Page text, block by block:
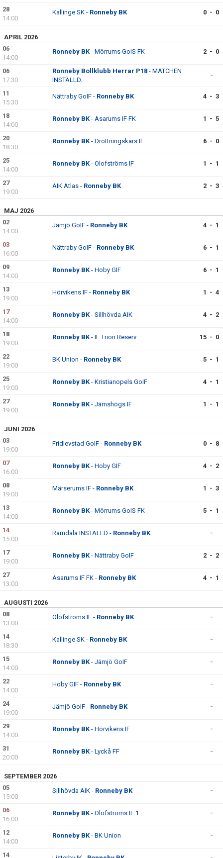
28
14:00
Kallinge SK - Ronneby BK 0 - 0
APRIL 2026
06
14:00
Ronneby BK- Mörrums GoIS FK 2 - 0
06
17:30
Ronneby Bollklubb Herrar P18 - MATCHEN
INSTÄLLD.
-
11
15:30
Nättraby GoIF - Ronneby BK 4 - 3
18
14:00
Ronneby BK- Asarums IF FK 1 - 5
20
18:30
Ronneby BK- Drottningskärs IF 6 - 0
25
14:00
Ronneby BK- Olofströms IF 1 - 1
27
19:00
AIK Atlas - Ronneby BK 2 - 3
MAJ 2026
02
14:00
Jämjö GoIF - Ronneby BK 4 - 1
03
16:00
Nättraby GoIF - Ronneby BK 6 - 1
09
14:00
Ronneby BK- Hoby GIF 6 - 1
13
19:00
Hörvikens IF - Ronneby BK 1 - 4
17
14:00
Ronneby BK- Sillhövda AIK 4 - 2
18
19:00
Ronneby BK- IF Trion Reserv 15 - 0
22
19:00
BK Union - Ronneby BK 5 - 1
25
19:00
Ronneby BK- Kristianopels GoIF 4 - 1
27
19:00
Ronneby BK- Jämshögs IF 1 - 1
JUNI 2026
03
19:00
Fridlevstad GoIF - Ronneby BK 0 - 8
07
16:00
Ronneby BK- Hoby GIF 4 - 2
08
19:00
Märserums IF - Ronneby BK 1 - 3
13
14:00
Ronneby BK- Mörrums GoIS FK 5 - 1
14
15:00
Ramdala INSTÄLLD - Ronneby BK -
17
19:00
Ronneby BK- Nättraby GoIF 2 - 2
27
13:00
Asarums IF FK - Ronneby BK 4 - 1
AUGUSTI 2026
08
13:00
Olofströms IF - Ronneby BK -
14
18:30
Kallinge SK - Ronneby BK -
15
14:00
Ronneby BK- Jämjö GoIF -
22
14:00
Hoby GIF - Ronneby BK -
24
19:00
Jämjö GoIF - Ronneby BK -
29
14:00
Ronneby BK- Hörvikens IF -
31
20:00
Ronneby BK- Lyckå FF -
SEPTEMBER 2026
05
15:00
Sillhövda AIK - Ronneby BK -
06
16:00
Ronneby BK- Olofströms IF 1 -
12
14:00
Ronneby BK- BK Union -
14